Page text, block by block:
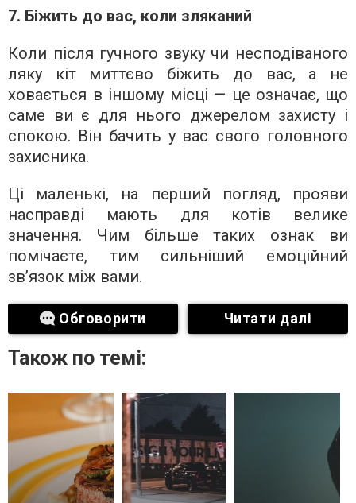
7. Біжить до вас, коли зляканий
Коли після гучного звуку чи несподіваного
ляку кіт миттєво біжить до вас, а не
ховається в іншому місці — це означає, що
саме ви є для нього джерелом захисту і
спокою. Він бачить у вас свого головного
захисника.
Ці маленькі, на перший погляд, прояви
насправді мають для котів велике
значення. Чим більше таких ознак ви
помічаєте, тим сильніший емоційний
зв’язок між вами.
Обговорити Читати далі
Також по темі: